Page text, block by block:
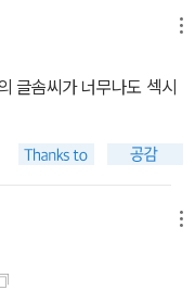
책은 나의 삶이고, 타인
삶은 정체될 수밖에 없
여기에 있다.
글솜씨가 너무나도 섹시